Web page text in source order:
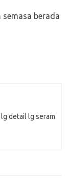
semasa berada
detail lg seram